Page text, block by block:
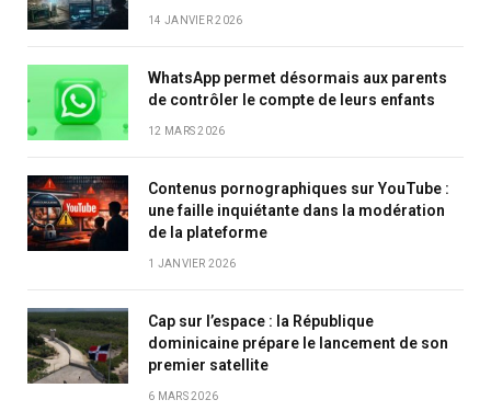
14 JANVIER 2026
WhatsApp permet désormais aux parents
de contrôler le compte de leurs enfants
12 MARS 2026
Contenus pornographiques sur YouTube :
une faille inquiétante dans la modération
de la plateforme
1 JANVIER 2026
Cap sur l’espace : la République
dominicaine prépare le lancement de son
premier satellite
6 MARS 2026